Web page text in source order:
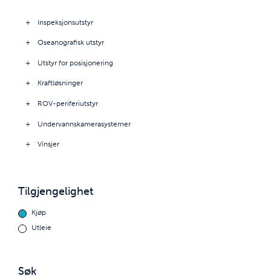
Inspeksjonsutstyr
Oseanografisk utstyr
Utstyr for posisjonering
Kraftløsninger
ROV-periferiutstyr
Undervannskamerasystemer
Vinsjer
Tilgjengelighet
Kjøp
Utleie
Søk